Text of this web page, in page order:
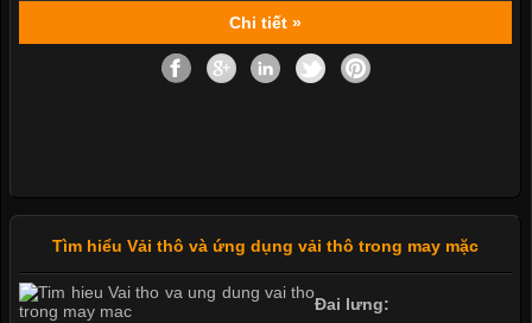
Chi tiết »
Tìm hiểu Vải thô và ứng dụng vải thô trong may mặc
Đai lưng: